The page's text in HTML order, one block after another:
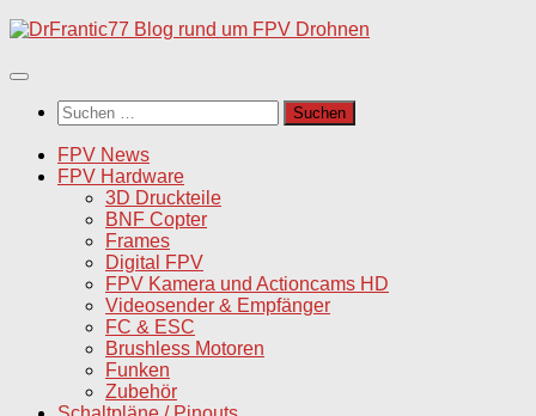
Unter
Inhalt
Suchen
nach:
FPV News
FPV Hardware
3D Druckteile
BNF Copter
Frames
Digital FPV
FPV Kamera und Actioncams HD
Videosender & Empfänger
FC & ESC
Brushless Motoren
Funken
Zubehör